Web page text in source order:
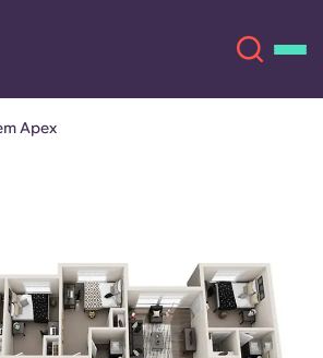
(US)
Español
Deutsch
Apex